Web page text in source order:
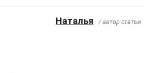
Наталья / автор статьи